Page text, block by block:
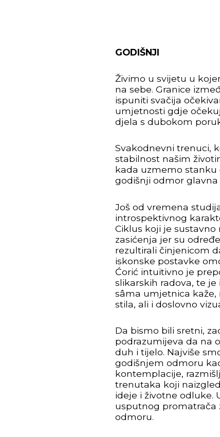
GODIŠNJI
Živimo u svijetu u
na sebe. Granice
ispuniti svačija
umjetnosti gdje
djela s dubokom
Svakodnevni trenuci,
stabilnost našim
kada uzmemo stanku
godišnji odmor
Još od vremena
introspektivnog
Ciklus koji je sustavno
zasićenja jer su
rezultirali činjenicom
iskonske postavke
Ćorić intuitivno je
slikarskih radova, te
sâma umjetnica kaže,
stila, ali i doslovno
Da bismo bili sretni,
podrazumijeva da na
duh i tijelo. Najviše
godišnjem odmoru
kontemplacije,
trenutaka koji
ideje i životne odluke.
usputnog promatrača
odmoru.